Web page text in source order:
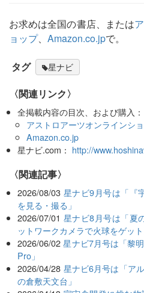
お求めは全国の書店、または
ョップ、 Amazon.co.jpで。
タグ 星ナビ
〈関連リンク〉
全掲載内容の目次、および購入：
アストロアーツオンラインシ
Amazon.co.jp
星ナビ.com： http://
関連記事
2026/08/03 星ナビ9月号は「『
を見る・撮る」
2026/07/01 星ナビ8月号は「夏
ットワークカメラで火球をゲット
2026/06/02 星ナビ7月号は「黎
Pro」
2026/04/28 星ナビ6月号は「ア
の倉敷天文台」